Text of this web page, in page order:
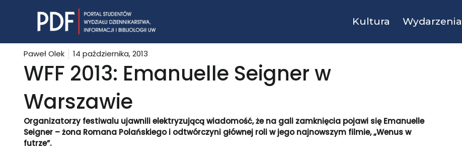
Kultura Wydarzenia
Paweł Olek 14 października, 2013
WFF 2013: Emanuelle Seigner w
Warszawie
Organizatorzy festiwalu ujawnili elektryzującą wiadomość, że na gali zamknięcia pojawi się Emanuelle
Seigner – żona Romana Polańskiego i odtwórczyni głównej roli w jego najnowszym filmie, „Wenus w
futrze”.